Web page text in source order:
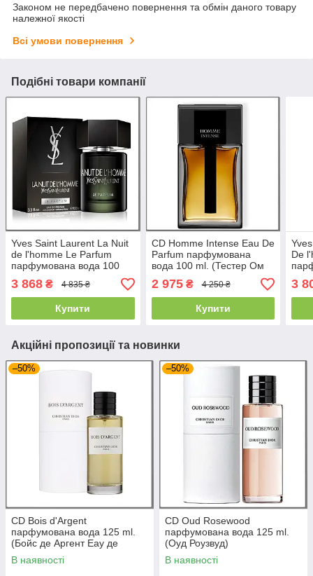
Законом не передбачено повернення та обмін даного товару
належної якості
Всі умови повернення
Подібні товари компанії
Yves Saint Laurent La Nuit
de l'homme Le Parfum
парфумована вода 100
ml. (Ів Сен Лоран Ле
Парфум)
3 868 ₴ 4 835 ₴
Купити
CD Homme Intense Eau De
Parfum парфумована
вода 100 ml. (Тестер Ом
Інтенс Еау де Парфум)
2 975₴ 4 250 ₴
Купити
De
ml.
Хом
3
Акційні пропозиції та новинки
–50%
CD Bois d'Argent
парфумована вода 125 ml.
(Бойс де Аргент Еау де
Парфум)
В наявності
–50%
CD Oud Rosewood
парфумована вода 125 ml.
(Оуд Роузвуд)
В наявності